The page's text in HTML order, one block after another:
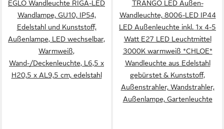
EGLO Wandleuchte RIGA-LED
Wandlampe, GU10, IP54,
Edelstahl und Kunststoff,
Außenlampe, LED wechselbar,
Warmweiß,
Wand-/Deckenleuchte, L6,5 x
H20,5 x AL9,5 cm, edelstahl
TRANGO LED Außen-
Wandleuchte, 8006-LED IP44
LED Außenleuchte inkl. 1x 4-5
Watt E27 LED Leuchtmittel
3000K warmweiß *CHLOE*
Wandleuchte aus Edelstahl
gebürstet & Kunststoff,
Außenstrahler, Wandstrahler,
Außenlampe, Gartenleuchte